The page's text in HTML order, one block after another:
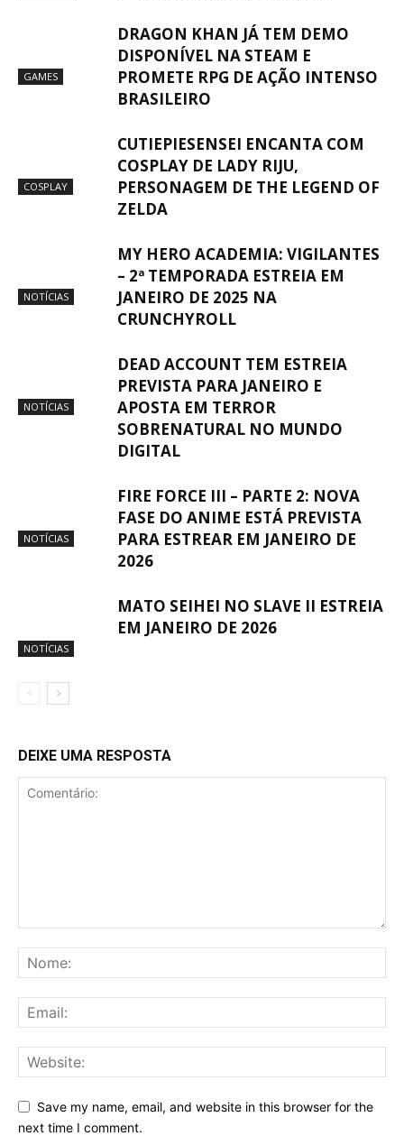
GAMES
DRAGON KHAN JÁ TEM DEMO
DISPONÍVEL NA STEAM E
PROMETE RPG DE AÇÃO INTENSO
BRASILEIRO
COSPLAY
CUTIEPIESENSEI ENCANTA COM
COSPLAY DE LADY RIJU,
PERSONAGEM DE THE LEGEND OF
ZELDA
NOTÍCIAS
MY HERO ACADEMIA: VIGILANTES
– 2ª TEMPORADA ESTREIA EM
JANEIRO DE 2025 NA
CRUNCHYROLL
NOTÍCIAS
DEAD ACCOUNT TEM ESTREIA
PREVISTA PARA JANEIRO E
APOSTA EM TERROR
SOBRENATURAL NO MUNDO
DIGITAL
NOTÍCIAS
FIRE FORCE III – PARTE 2: NOVA
FASE DO ANIME ESTÁ PREVISTA
PARA ESTREAR EM JANEIRO DE
2026
NOTÍCIAS
MATO SEIHEI NO SLAVE II ESTREIA
EM JANEIRO DE 2026
DEIXE UMA RESPOSTA
Save my name, email, and website in this browser for the
next time I comment.